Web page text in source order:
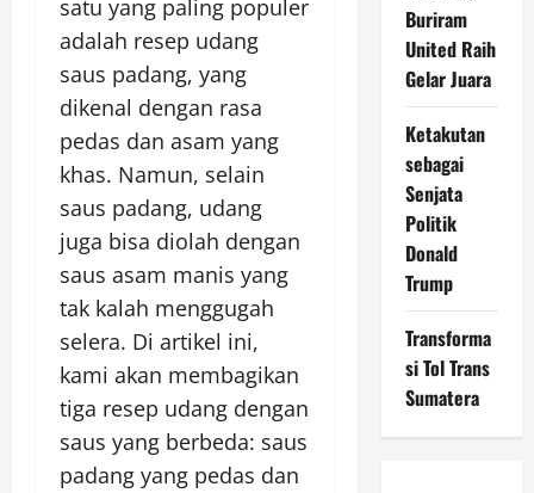
satu yang paling populer
adalah resep udang
saus padang, yang
dikenal dengan rasa
pedas dan asam yang
khas. Namun, selain
saus padang, udang
juga bisa diolah dengan
saus asam manis yang
tak kalah menggugah
selera. Di artikel ini,
kami akan membagikan
tiga resep udang dengan
saus yang berbeda: saus
padang yang pedas dan
Buriram
United Raih
Gelar Juara
Ketakutan
sebagai
Senjata
Politik
Donald
Trump
Transforma
si Tol Trans
Sumatera